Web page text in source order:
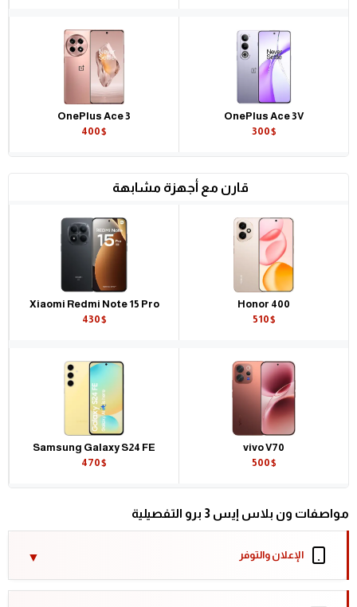
OnePlus Ace 3V
300$
OnePlus Ace 3
400$
قارن مع أجهزة مشابهة
Honor 400
510$
Xiaomi Redmi Note 15 Pro
430$
vivo V70
500$
Samsung Galaxy S24 FE
470$
مواصفات ون بلاس إيس 3 برو التفصيلية
الإعلان والتوفر